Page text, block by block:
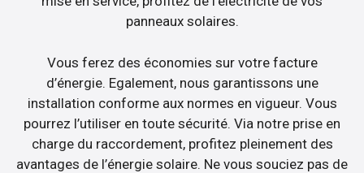
panneaux solaires.
Vous ferez des économies sur votre facture
d’énergie. Egalement, nous garantissons une
installation conforme aux normes en vigueur. Vous
pourrez l’utiliser en toute sécurité. Via notre prise en
charge du raccordement, profitez pleinement des
avantages de l’énergie solaire. Ne vous souciez pas de